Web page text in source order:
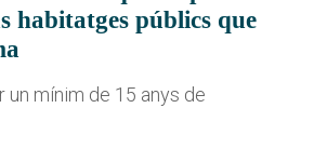
habitatges públics que
un mínim de 15 anys de